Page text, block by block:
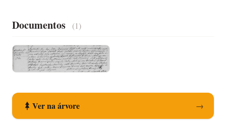
Documentos (1)
Ver na árvore →